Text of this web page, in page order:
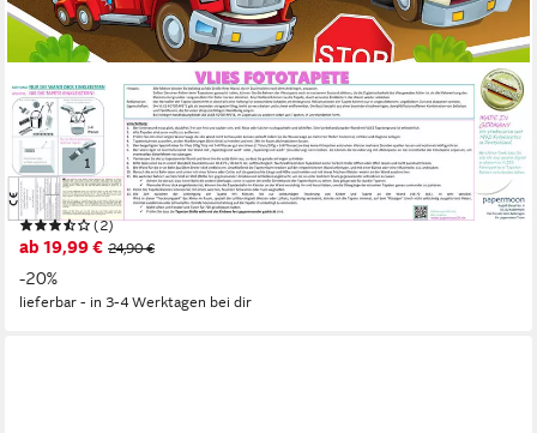
PAPERMOON
Fototapete VLIES-Tapete Premium "Kinder Autos", Kleister
KOSTENLOS, reduziert, 3D-Effekt, restlos trocken abziehbar,
(084), Wandtapete Bild Dekoration Wand-Dekor Motiv Tapete
Poster
(2)
ab 19,99 € 24,90 €
-20%
lieferbar - in 3-4 Werktagen bei dir